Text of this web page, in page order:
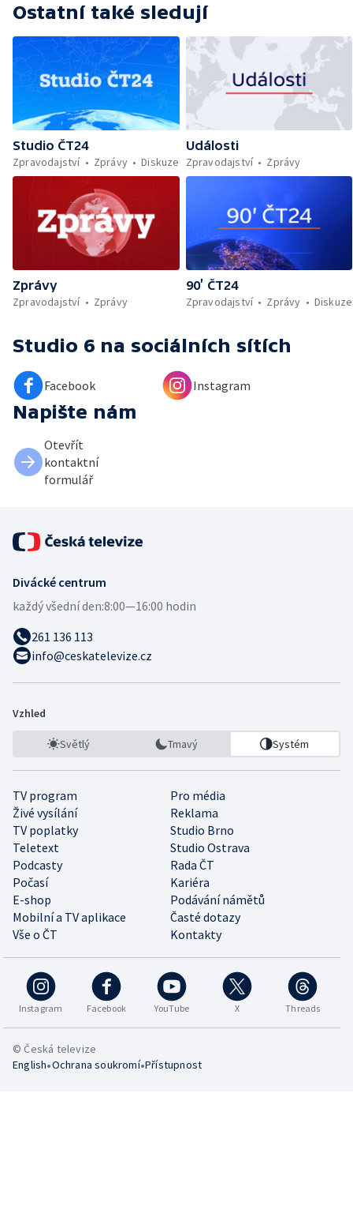
Ostatní také sledují
Studio ČT24
Zpravodajství
Zprávy Diskuze
Události
Zpravodajství
Zprávy
Zprávy
Zpravodajství
Zprávy
90’ ČT24
Zpravodajství
Zprávy Diskuze
Studio 6 na sociálních sítích
Facebook Instagram
Napište nám
Otevřít
kontaktní
formulář
Divácké centrum
každý všední den:8:00—16:00 hodin
261 136 113
info@ceskatelevize.cz
Vzhled
Světlý Tmavý Systém
TV program
Pro média
Živé vysílání
Reklama
TV poplatky
Studio Brno
Teletext
Studio Ostrava
Podcasty
Rada ČT
Počasí
Kariéra
E-shop
Podávání námětů
Mobilní a TV aplikace
Časté dotazy
Vše o ČT
Kontakty
Instagram Facebook YouTube X Threads
© Česká televize
English•Ochrana soukromí•Přístupnost